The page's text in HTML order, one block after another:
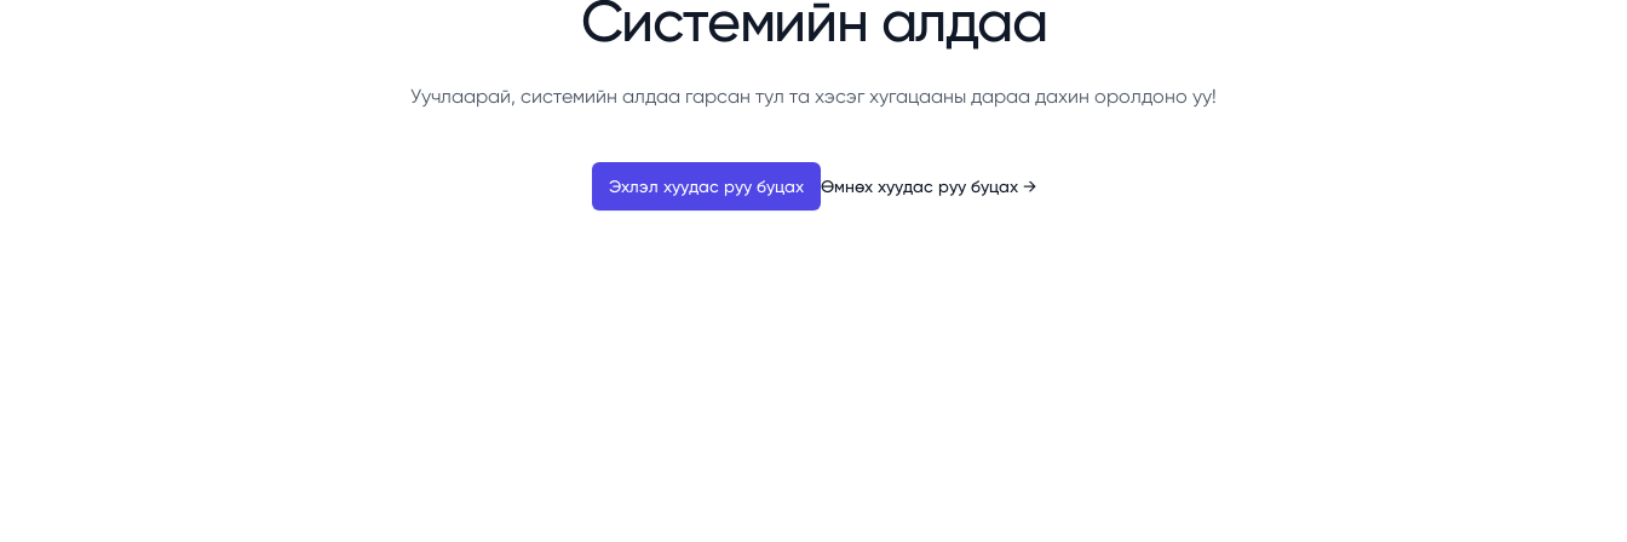
Системийн алдаа
Уучлаарай, системийн алдаа гарсан тул та хэсэг хугацааны дараа дахин оролдоно уу!
Эхлэл хуудас руу буцах Өмнөх хуудас руу буцах →